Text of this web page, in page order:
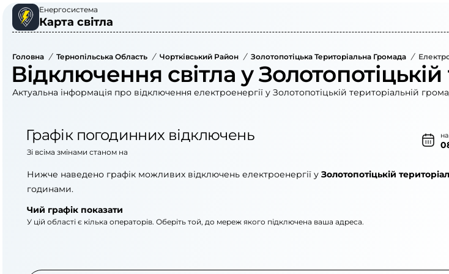
Енергосистема
Карта світла
Головна / Тернопільська Область / Чортківський Район / Золотопотіцька Територіальна Громада /
Відключення світла у
Актуальна інформація про відключення електроенергії у Золотопотіцькій територіальній
Графік погодинних відключень
Зі всіма змінами станом на
Нижче наведено графік можливих відключень електроенергії у Золотопотіцькій
годинами.
Чий графік показати
У цій області є кілька операторів. Оберіть той, до мереж якого підключена ваша адреса.